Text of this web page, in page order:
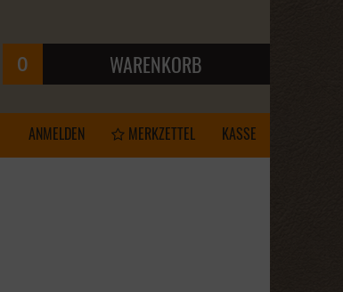
0 WARENKORB
ANMELDEN MERKZETTEL KASSE